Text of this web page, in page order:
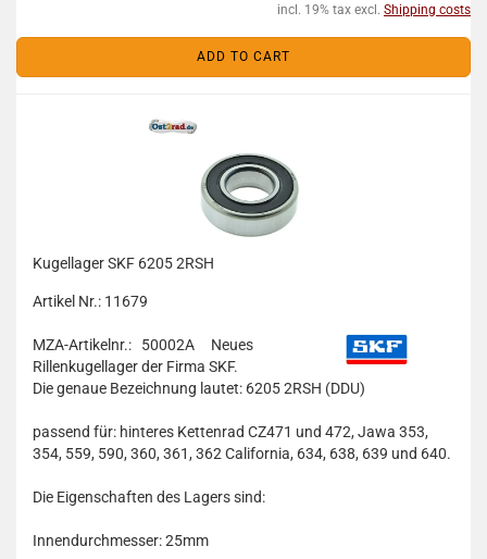
incl. 19% tax excl. Shipping costs
ADD TO CART
Kugellager SKF 6205 2RSH
Artikel Nr.: 11679
MZA-Artikelnr.: 50002A
Neues
Rillenkugellager der Firma SKF.
Die genaue Bezeichnung lautet: 6205 2RSH (DDU)
passend für: hinteres Kettenrad CZ471 und 472, Jawa 353,
354, 559, 590, 360, 361, 362 California, 634, 638, 639 und 640.
Die Eigenschaften des Lagers sind:
Innendurchmesser: 25mm